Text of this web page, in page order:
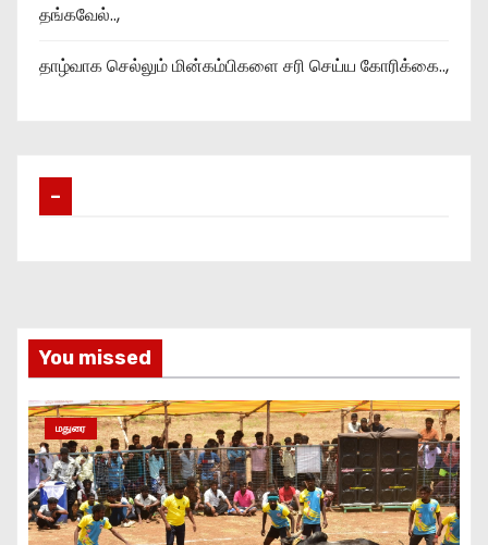
தங்கவேல்..,
தாழ்வாக செல்லும் மின்கம்பிகளை சரி செய்ய கோரிக்கை..,
–
You missed
மதுரை